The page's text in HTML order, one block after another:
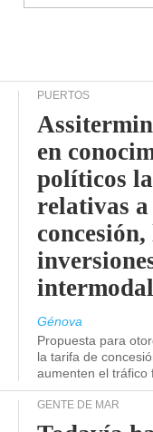
PUERTOS
en
políticos
relativas a
concesión,
Génova
Propuesta para
la tarifa de
aumenten el tráfico
GENTE DE MAR